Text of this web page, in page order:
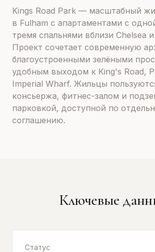
Kings Road Park — масштабный
в Fulham с апартаментами с
тремя спальнями вблизи Chelsea
Проект сочетает современную
благоустроенными зелёными
удобным выходом к King's Road,
Imperial Wharf. Жильцы
консьержа, фитнес-залом и
парковкой, доступной по
соглашению.
Ключевые
Статус